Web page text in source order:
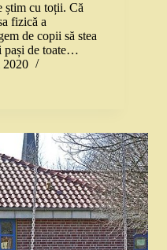
știm cu toții. Că
fizică a
de copii să stea
pași de toate…
2020